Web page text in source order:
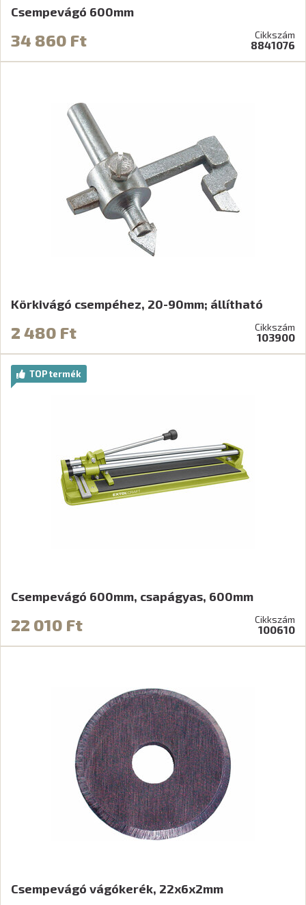
Csempevágó 600mm
34 860 Ft Cikkszám
8841076
Körkivágó csempéhez, 20-90mm; állítható
2 480 Ft Cikkszám
103900
TOP termék
Csempevágó 600mm, csapágyas, 600mm
22 010 Ft Cikkszám
100610
Csempevágó vágókerék, 22x6x2mm